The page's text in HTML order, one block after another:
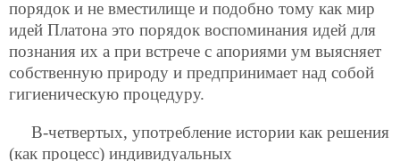
порядок и не вместилище и подобно тому как мир
идей Платона это порядок воспоминания идей для
познания их а при встрече с апориями ум выясняет
собственную природу и предпринимает над собой
гигиеническую процедуру.
В-четвертых, употребление истории как решения
(как процесс) индивидуальных